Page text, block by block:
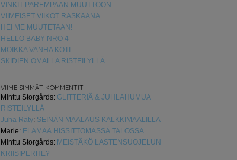
VINKIT PAREMPAAN MUUTTOON
VIIMEISET VIIKOT RASKAANA
HEI ME MUUTETAAN!
HELLO BABY NRO 4
MOIKKA VANHA KOTI
SKIDIEN OMALLA RISTEILYLLÄ
VIIMEISIMMÄT KOMMENTIT
Minttu Storgårds: GLITTERIÄ & JUHLAHUMUA
RISTEILYLLÄ
Juha Räty: SEINÄN MAALAUS KALKKIMAALILLA
Marie: ELÄMÄÄ HISSITTÖMÄSSÄ TALOSSA
Minttu Storgårds: MEISTÄKÖ LASTENSUOJELUN
KRIISIPERHE?